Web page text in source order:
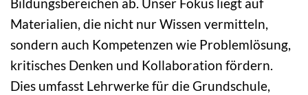
Materialien, die nicht nur Wissen vermitteln,
sondern auch Kompetenzen wie Problemlösung,
kritisches Denken und Kollaboration fördern.
Dies umfasst Lehrwerke für die Grundschule,